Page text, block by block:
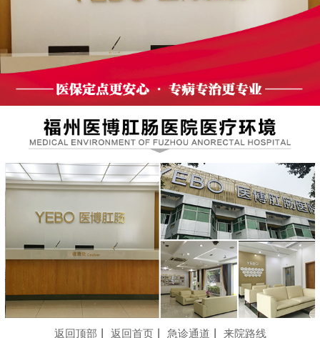
返回顶部 返回首页丨 急诊通道 来院路线